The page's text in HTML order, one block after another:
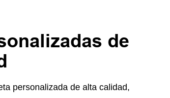
de
personalizada de alta calidad,